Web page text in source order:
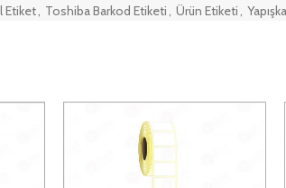
Etiket, Toshiba Barkod Etiketi, Ürün Etiketi,